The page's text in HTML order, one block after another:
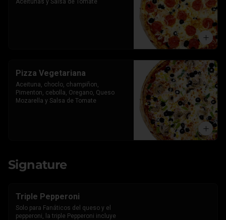
Aceitunas y Salsa de Tomate
Pizza Vegetariana
Aceituna, choclo, champiñon,
Pimenton, cebolla, Oregano, Queso
Mozarella y Salsa de Tomate
Signature
Triple Pepperoni
Solo para Fanáticos del queso y el
pepperoni, la triple Pepperoni incluye